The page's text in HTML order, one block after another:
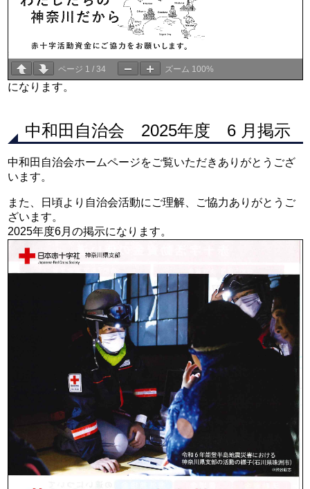
ページ 1 /34 ズーム 100%
になります。
中和田自治会 2025年度 6 月掲示
中和田自治会ホームページをご覧いただきありがとうござ
います。
また、日頃より自治会活動にご理解、ご協力ありがとうご
ざいます。
2025年度6月の掲示になります。